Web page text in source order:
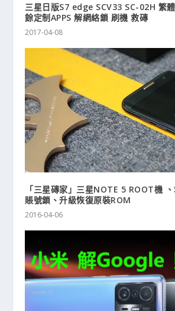
三星日版S7 edge SCV33 SC-02H 繁
餘定制APPS 解網絡鎖 刷機 救磚
2017-04-08
「三星磚家」三星NOTE 5 ROOT機
賬號鎖、升級恢復原裝ROM
2016-04-06